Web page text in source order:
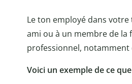
Le ton employé dans
ami ou à un membre de
professionnel,
Voici un exemple de ce